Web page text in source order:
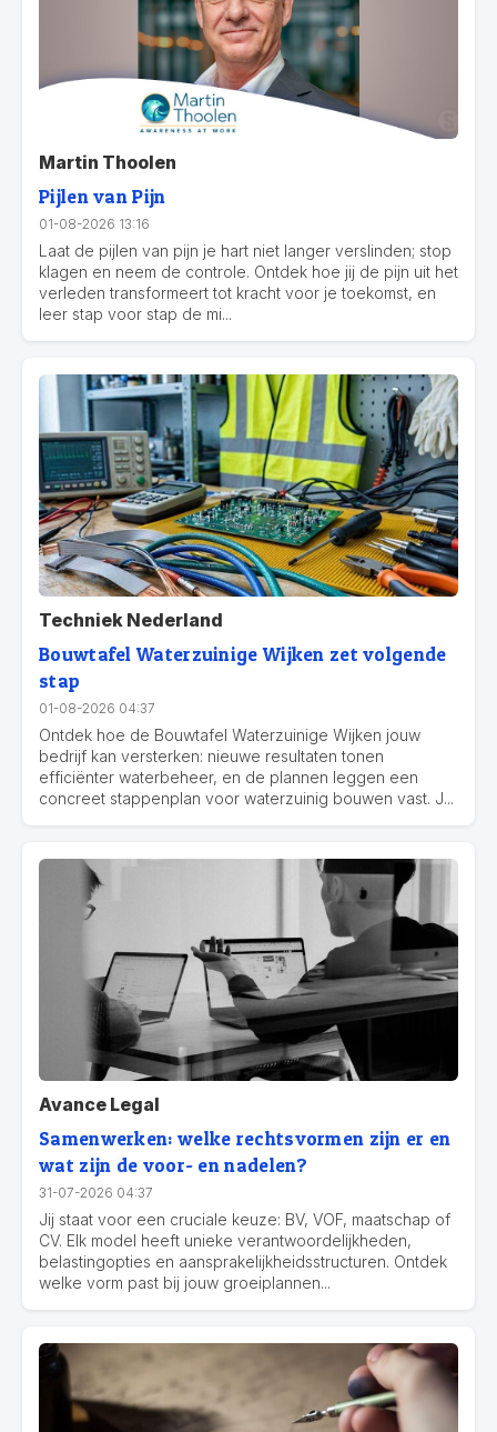
Martin Thoolen
Pijlen van Pijn
01-08-2026 13:16
Laat de pijlen van pijn je hart niet langer verslinden; stop
klagen en neem de controle. Ontdek hoe jij de pijn uit het
verleden transformeert tot kracht voor je toekomst, en
leer stap voor stap de mi...
Techniek Nederland
Bouwtafel Waterzuinige Wijken zet volgende
stap
01-08-2026 04:37
Ontdek hoe de Bouwtafel Waterzuinige Wijken jouw
bedrijf kan versterken: nieuwe resultaten tonen
efficiënter waterbeheer, en de plannen leggen een
concreet stappenplan voor waterzuinig bouwen vast. J...
Avance Legal
Samenwerken: welke rechtsvormen zijn er en
wat zijn de voor- en nadelen?
31-07-2026 04:37
Jij staat voor een cruciale keuze: BV, VOF, maatschap of
CV. Elk model heeft unieke verantwoordelijkheden,
belastingopties en aansprakelijkheidsstructuren. Ontdek
welke vorm past bij jouw groeiplannen...